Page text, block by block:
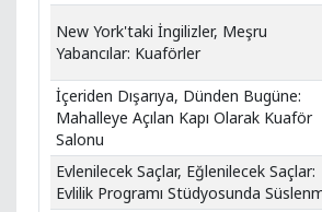
New York'taki İngilizler, Meşru
Yabancılar: Kuaförler
İçeriden Dışarıya, Dünden Bugüne:
Mahalleye Açılan Kapı Olarak Kuaför
Salonu
Evlenilecek Saçlar, Eğlenilecek Saçlar:
Evlilik Programı Stüdyosunda